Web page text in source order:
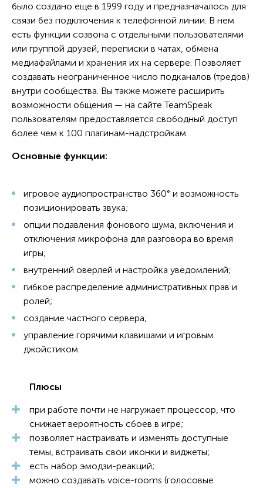
было создано еще в 1999 году и предназначалось для
связи без подключения к телефонной линии. В нем
есть функции созвона с отдельными пользователями
или группой друзей, переписки в чатах, обмена
медиафайлами и хранения их на сервере. Позволяет
создавать неограниченное число подканалов (тредов)
внутри сообщества. Вы также можете расширить
возможности общения — на сайте TeamSpeak
пользователям предоставляется свободный доступ
более чем к 100 плагинам-надстройкам.
Основные функции:
игровое аудиопространство 360° и возможность
позиционировать звука;
опции подавления фонового шума, включения и
отключения микрофона для разговора во время
игры;
внутренний оверлей и настройка уведомлений;
гибкое распределение административных прав и
ролей;
создание частного сервера;
управление горячими клавишами и игровым
джойстиком.
Плюсы
при работе почти не нагружает процессор, что
снижает вероятность сбоев в игре;
позволяет настраивать и изменять доступные
темы, встраивать свои иконки и виджеты;
есть набор эмодзи-реакций;
можно создавать voice-rooms (голосовые